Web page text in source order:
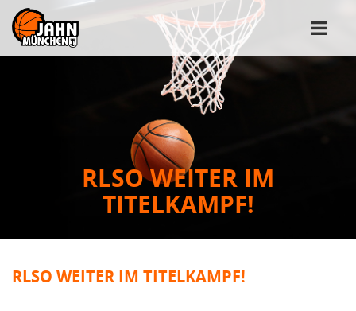
RLSO WEITER IM
TITELKAMPF!
RLSO WEITER IM TITELKAMPF!